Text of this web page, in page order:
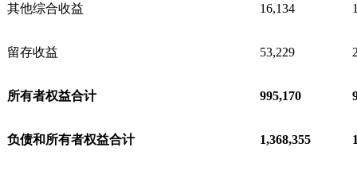
其他综合收益 16,134
留存收益 53,229
所有者权益合计 995,170
负债和所有者权益合计 1,368,355